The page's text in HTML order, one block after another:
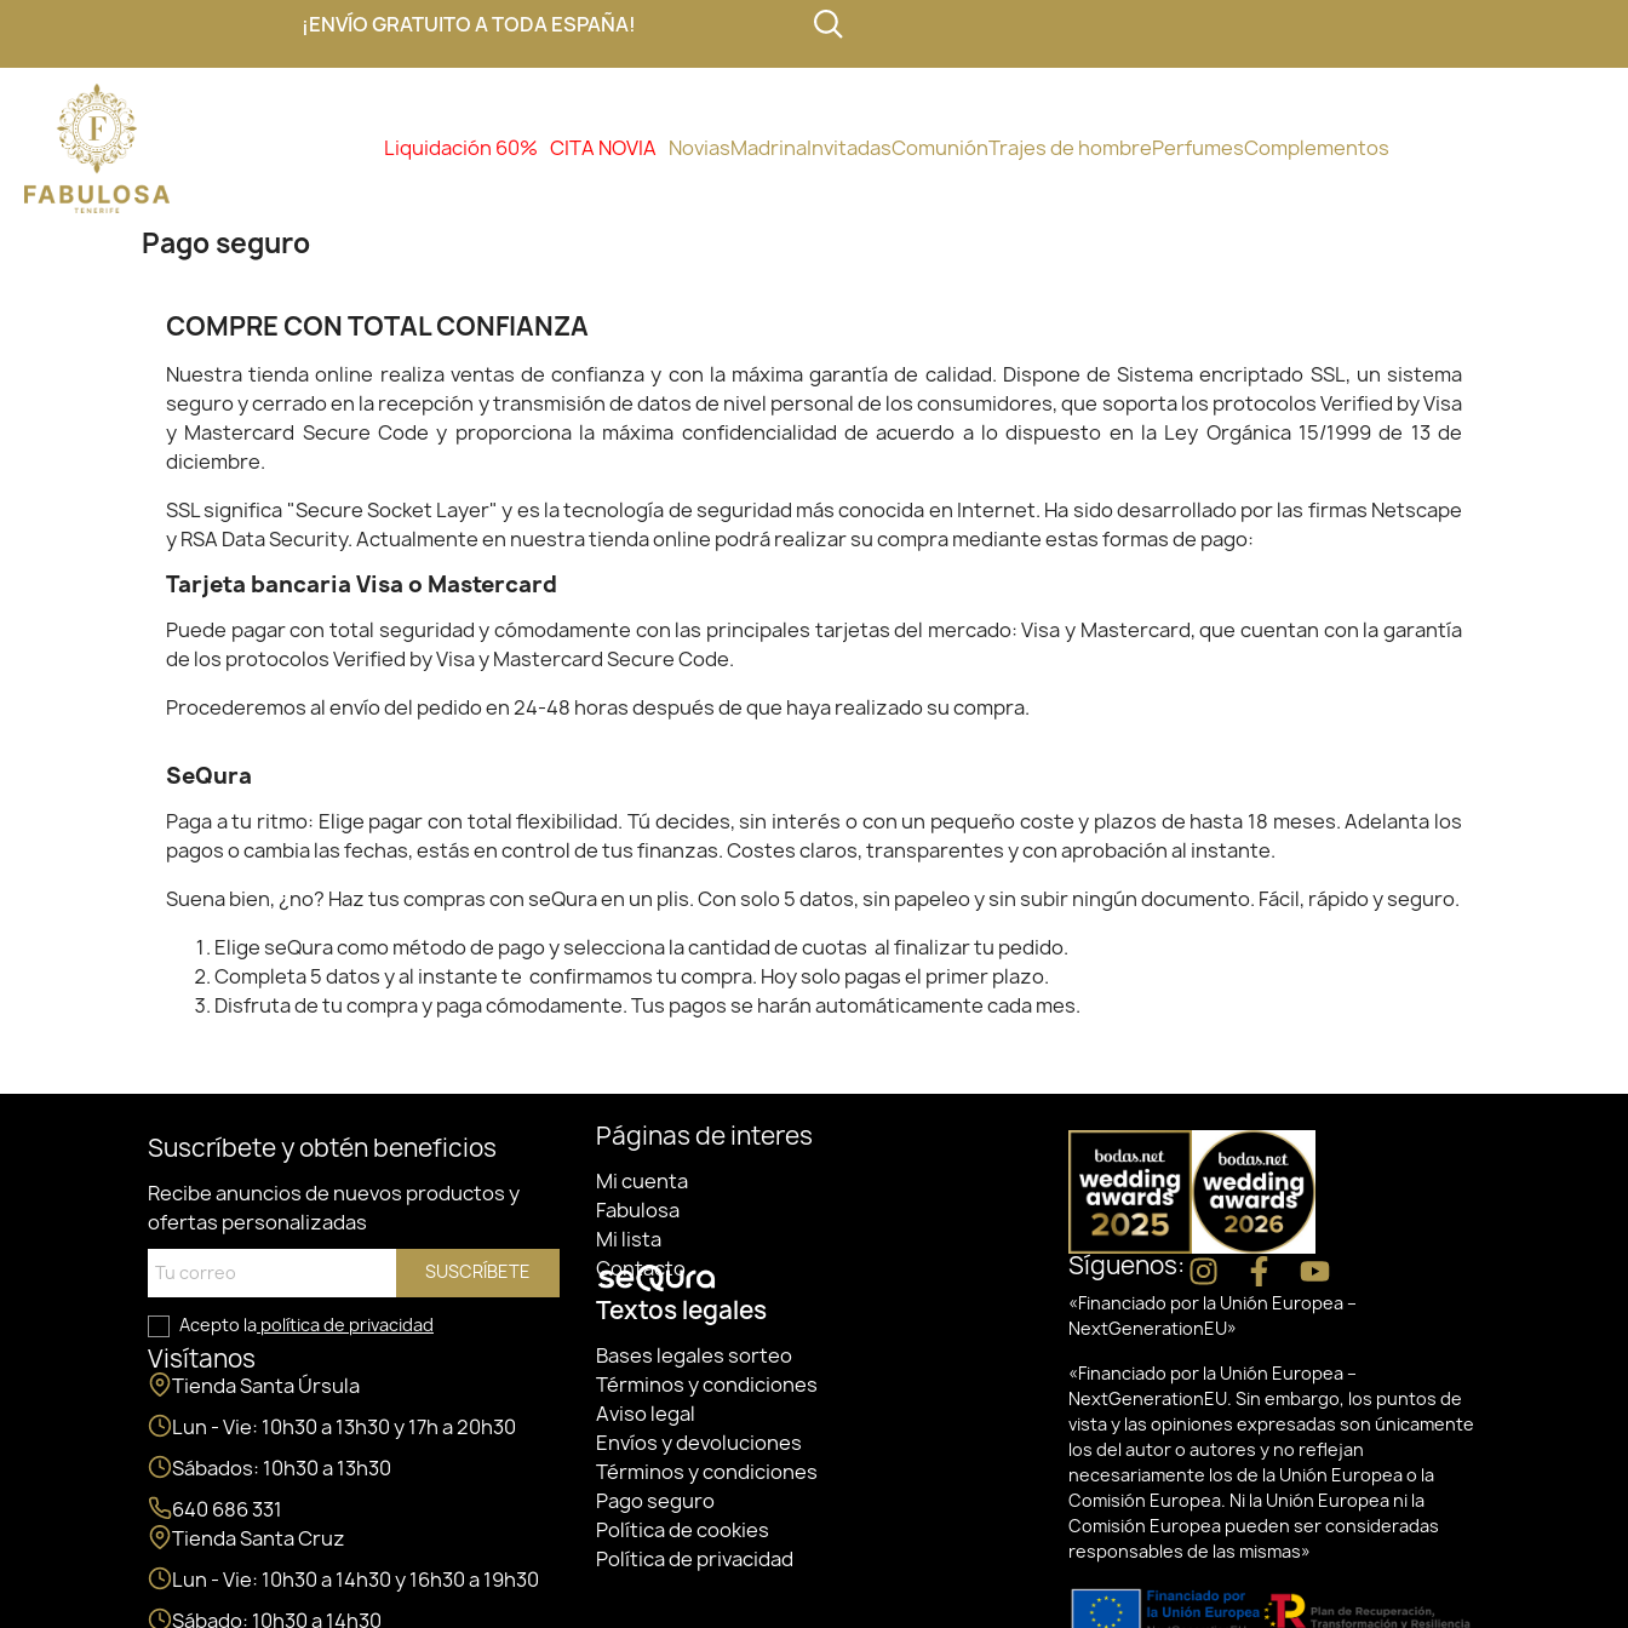
¡ENVÍO GRATUITO A TODA ESPAÑA!
Liquidación 60% CITA NOVIA NoviasMadrinaInvitadasComuniónTrajes de hombrePerfumesComplementos
Pago seguro
COMPRE CON TOTAL CONFIANZA
Nuestra tienda online realiza ventas de confianza y con la máxima garantía de calidad. Dispone de Sistema encriptado SSL, un sistema
seguro y cerrado en la recepción y transmisión de datos de nivel personal de los consumidores, que soporta los protocolos Verified by Visa
y Mastercard Secure Code y proporciona la máxima confidencialidad de acuerdo a lo dispuesto en la Ley Orgánica 15/1999 de 13 de
diciembre.
SSL significa "Secure Socket Layer" y es la tecnología de seguridad más conocida en Internet. Ha sido desarrollado por las firmas Netscape
y RSA Data Security. Actualmente en nuestra tienda online podrá realizar su compra mediante estas formas de pago:
Tarjeta bancaria Visa o Mastercard
Puede pagar con total seguridad y cómodamente con las principales tarjetas del mercado: Visa y Mastercard, que cuentan con la garantía
de los protocolos Verified by Visa y Mastercard Secure Code.
Procederemos al envío del pedido en 24-48 horas después de que haya realizado su compra.
SeQura
Paga a tu ritmo: Elige pagar con total flexibilidad. Tú decides, sin interés o con un pequeño coste y plazos de hasta 18 meses. Adelanta los
pagos o cambia las fechas, estás en control de tus finanzas. Costes claros, transparentes y con aprobación al instante.
Suena bien, ¿no? Haz tus compras con seQura en un plis. Con solo 5 datos, sin papeleo y sin subir ningún documento. Fácil, rápido y seguro.
Elige seQura como método de pago y selecciona la cantidad de cuotas al finalizar tu pedido.
Completa 5 datos y al instante te confirmamos tu compra. Hoy solo pagas el primer plazo.
Disfruta de tu compra y paga cómodamente. Tus pagos se harán automáticamente cada mes.
Suscríbete y obtén beneficios
Recibe anuncios de nuevos productos y
ofertas personalizadas
SUSCRÍBETE
Acepto la política de privacidad
Visítanos
Tienda Santa Úrsula
Lun - Vie: 10h30 a 13h30 y 17h a 20h30
Sábados: 10h30 a 13h30
640 686 331
Tienda Santa Cruz
Lun - Vie: 10h30 a 14h30 y 16h30 a 19h30
Sábado: 10h30 a 14h30
Páginas de interes
Mi cuenta
Fabulosa
Mi lista
Contacto
Textos legales
Bases legales sorteo
Términos y condiciones
Aviso legal
Envíos y devoluciones
Términos y condiciones
Pago seguro
Política de cookies
Política de privacidad
Síguenos:
«Financiado por la Unión Europea –
NextGenerationEU»
«Financiado por la Unión Europea –
NextGenerationEU. Sin embargo, los puntos de
vista y las opiniones expresadas son únicamente
los del autor o autores y no reflejan
necesariamente los de la Unión Europea o la
Comisión Europea. Ni la Unión Europea ni la
Comisión Europea pueden ser consideradas
responsables de las mismas»